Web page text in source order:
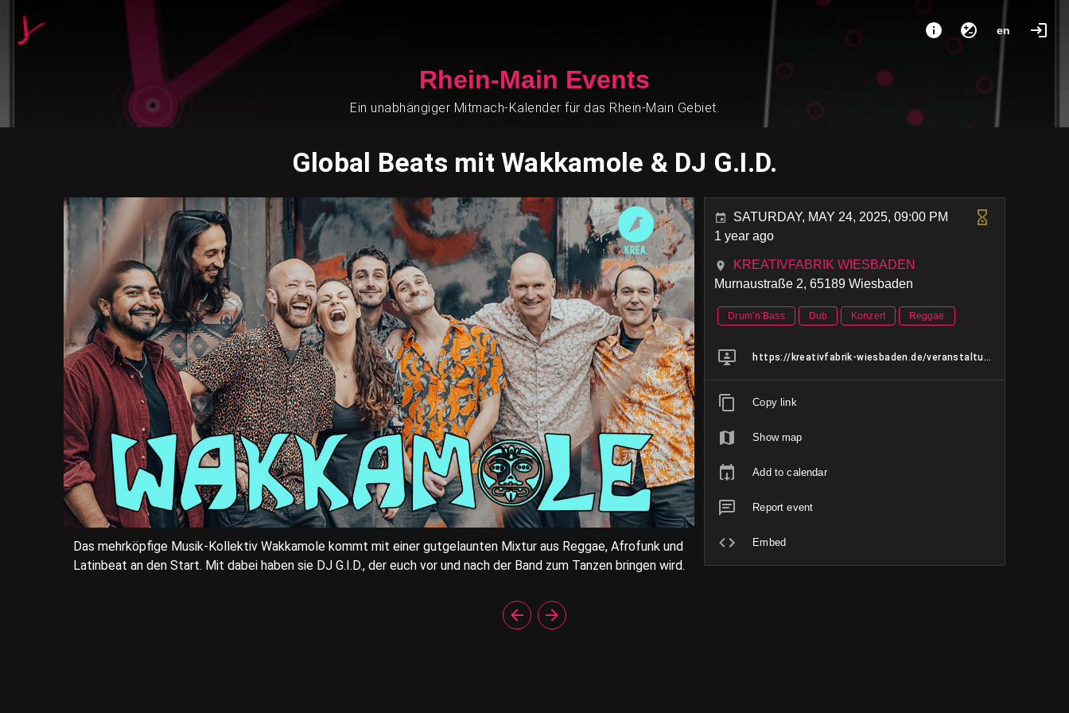
en
Rhein-Main Events
Ein unabhängiger Mitmach-Kalender für das Rhein-Main Gebiet.
Global Beats mit Wakkamole & DJ G.I.D.
Das mehrköpfige Musik-Kollektiv Wakkamole kommt mit einer gutgelaunten Mixtur aus Reggae, Afrofunk und
Latinbeat an den Start. Mit dabei haben sie DJ G.I.D., der euch vor und nach der Band zum Tanzen bringen wird.
SATURDAY, MAY 24, 2025, 09:00 PM
1 year ago
KREATIVFABRIK WIESBADEN
Murnaustraße 2, 65189 Wiesbaden
Drum’n’Bass Dub Konzert Reggae
https://kreativfabrik-wiesbaden.de/veranstaltung/global-beats/
Copy link
Show map
Add to calendar
Report event
Embed